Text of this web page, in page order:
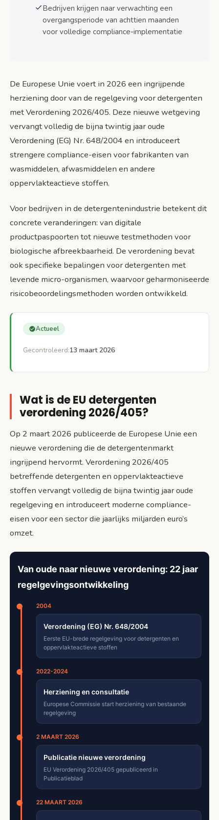
Geharmoniseerde
risicobeoordelingsmethoden
Bedrijven krijgen naar verwachting een
overgangsperiode van achttien maanden
voor volledige compliance-implementatie
De Europese Unie voert in 2026 een ingrijpende
herziening door van de regelgeving voor detergenten
met Verordening 2026/405. Deze nieuwe wetgeving
vervangt volledig de bijna twintig jaar oude
Verordening (EG) Nr. 648/2004 en introduceert
strengere compliance-eisen voor fabrikanten van
wasmiddelen, afwasmiddelen en andere
oppervlakteactieve stoffen.
Voor bedrijven in de detergentenindustrie betekent dit
concrete veranderingen: van digitale
productpaspoorten tot nieuwe testmethoden voor
biologische afbreekbaarheid. De verordening bevat
ook specifieke bepalingen voor detergenten met
levende micro-organismen, waarvoor geharmoniseerde
risicobeoordelingsmethoden worden ontwikkeld.
Actueel
Gecontroleerd:13 maart 2026
Wat is de EU detergenten
verordening 2026/405?
Op 2 maart 2026 publiceerde de Europese Unie een
nieuwe verordening die de detergentenmarkt
ingrijpend hervormt. Verordening 2026/405
betreffende detergenten en oppervlakteactieve
stoffen vervangt volledig de bijna twintig jaar oude
regelgeving en introduceert moderne compliance-
eisen voor een sector die jaarlijks miljarden euro’s
omzet.
Van oude naar nieuwe verordening: 22 jaar
regelgevingsontwikkeling
2004
Verordening (EG) Nr. 648/2004
Eerste EU-brede regelgeving voor detergenten en
oppervlakteactieve stoffen
2022-2024
Herziening en consultatie
Europese Commissie start herziening van bestaande
regelgeving
2 MAART 2026
Publicatie nieuwe verordening
EU Verordening 2026/405 gepubliceerd in
Publicatieblad
22 MAART 2026